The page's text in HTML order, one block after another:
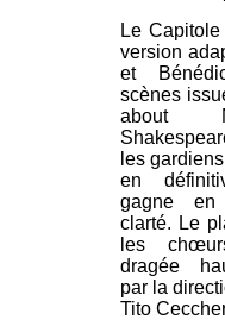
Le
version
et
scènes
about
les
en
gagne en
clarté. Le
les
dragée
par la
Tito